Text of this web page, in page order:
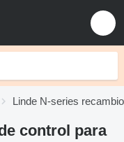
Linde N-series
control para